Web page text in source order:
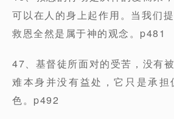
可以在人的身上起作用。当我们
救恩全然是属于神的观念。p481
47、基督徒所面对的受苦，没有
难本身并没有益处，它只是承担
色。p492